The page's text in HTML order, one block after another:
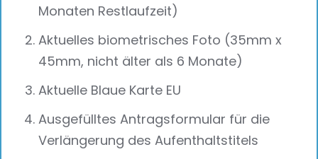
Monaten Restlaufzeit)
Aktuelles biometrisches Foto (35mm x
45mm, nicht älter als 6 Monate)
Aktuelle Blaue Karte EU
Ausgefülltes Antragsformular für die
Verlängerung des Aufenthaltstitels